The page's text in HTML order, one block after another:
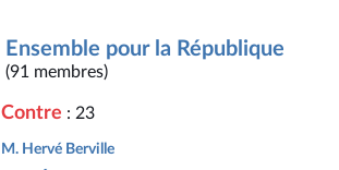
Ensemble pour la République
(91 membres)
Contre : 23
M. Hervé Berville